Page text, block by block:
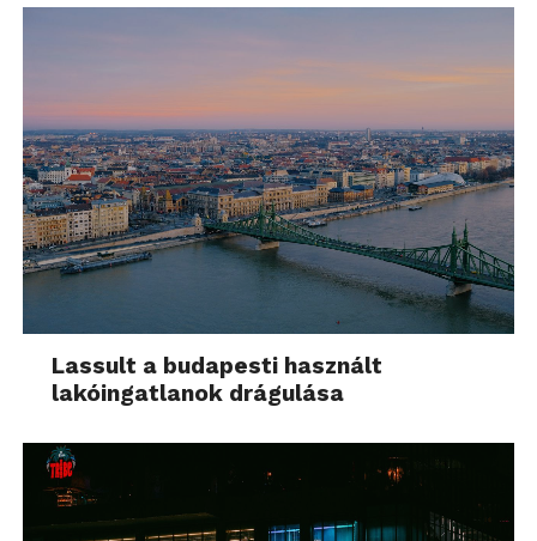
Lassult a budapesti használt
lakóingatlanok drágulása